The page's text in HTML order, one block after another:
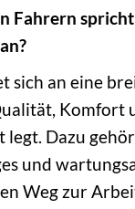
Fahrern
sich an eine
Komfort
legt. Dazu
und
Weg zur